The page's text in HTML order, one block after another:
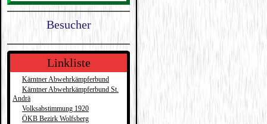
Besucher
Linkliste
Kärntner Abwehrkämpferbund
Kärntner Abwehrkämpferbund St.
Andrä
Volksabstimmung 1920
ÖKB Bezirk Wolfsberg